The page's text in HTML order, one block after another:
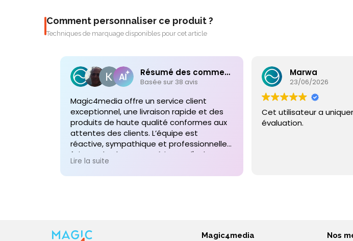
Comment personnaliser ce produit ?
Techniques de marquage disponibles pour cet article
Résumé des commentaires
Basée sur 38 avis
Magic4media offre un service client
exceptionnel, une livraison rapide et des
produits de haute qualité conformes aux
attentes des clients. L’équipe est
réactive, sympathique et professionnelle,
faisant de chaque expérience d'achat un
plaisir. Je recommande vivement leurs
services pour toute commande future de
Lire la suite
Marwa
23/06/2026
Cet utilisateur a
évaluation.
Magic4media Nos